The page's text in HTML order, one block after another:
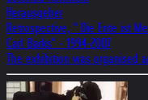
Herausgeber
Retrospective, " Die Ente ist
Carl Barks" - 1994-2007
The exhibition was organised